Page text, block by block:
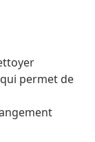
permet de